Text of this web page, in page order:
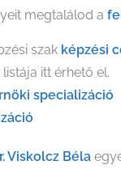
megtalálod a
szak képzési
itt érhető el.
specializáció
Viskolcz Béla